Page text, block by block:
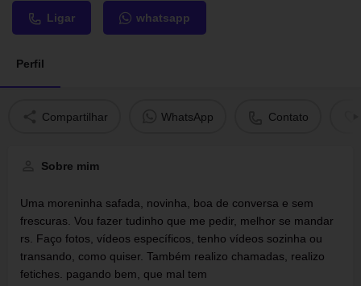
Ligar whatsapp
Perfil
Compartilhar WhatsApp Contato
Sobre mim
Uma moreninha safada, novinha, boa de conversa e sem
frescuras. Vou fazer tudinho que me pedir, melhor se mandar
rs. Faço fotos, vídeos específicos, tenho vídeos sozinha ou
transando, como quiser. Também realizo chamadas, realizo
fetiches. pagando bem, que mal tem